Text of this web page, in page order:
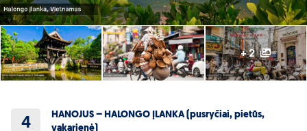
+ 2
4
HANOJUS – HALONGO ĮLANKA (pusryčiai, pietūs,
vakarienė)